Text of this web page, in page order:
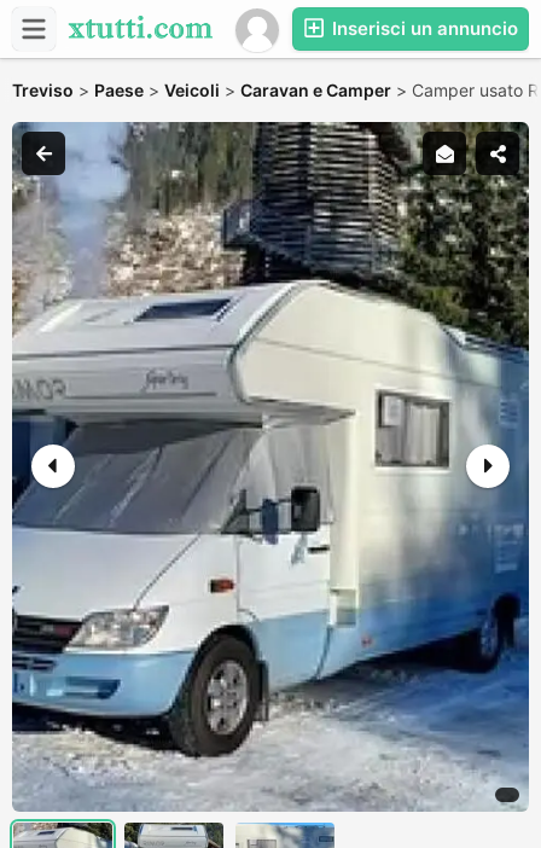
Inserisci un annuncio
Treviso > Paese > Veicoli > Caravan e Camper > Camper usato